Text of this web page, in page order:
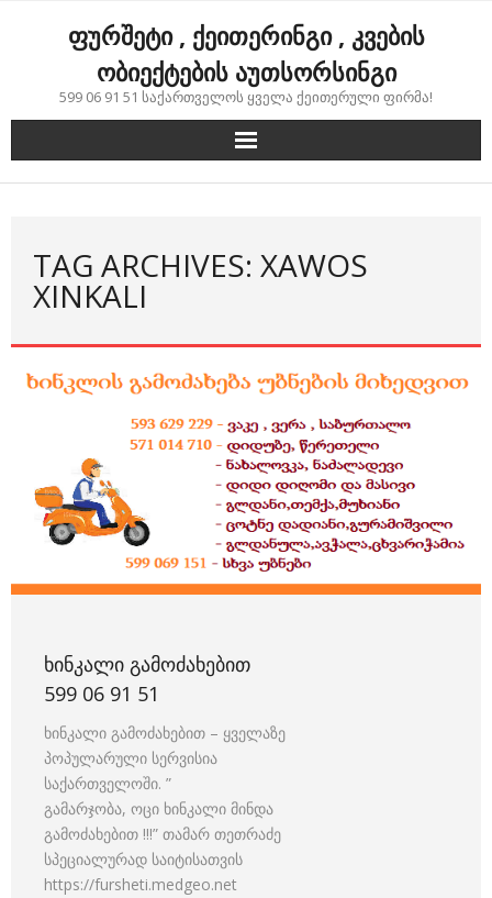
ფურშეტი , ქეითერინგი , კვების
ობიექტების აუთსორსინგი
599 06 91 51 საქართველოს ყველა ქეითერული ფირმა!
TAG ARCHIVES: XAWOS
XINKALI
ᲮᲘᲜᲙᲐᲚᲘ ᲒᲐᲛᲝᲫᲐᲮᲔᲑᲘᲗ
599 06 91 51
ხინკალი გამოძახებით – ყველაზე
პოპულარული სერვისია
საქართველოში. ”
გამარჯობა, ოცი ხინკალი მინდა
გამოძახებით !!!” თამარ თეთრაძე
სპეციალურად საიტისათვის
https://fursheti.medgeo.net